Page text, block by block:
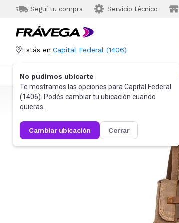
Seguí tu compra Servicio técnico
Estás en Capital Federal (1406)
No pudimos ubicarte
Te mostramos las opciones para Capital Federal
(1406). Podés cambiar tu ubicación cuando
quieras.
cambiar ubicación cerrar
Categorías Más Vendidos
Frávega Informática Accesorios de Informática